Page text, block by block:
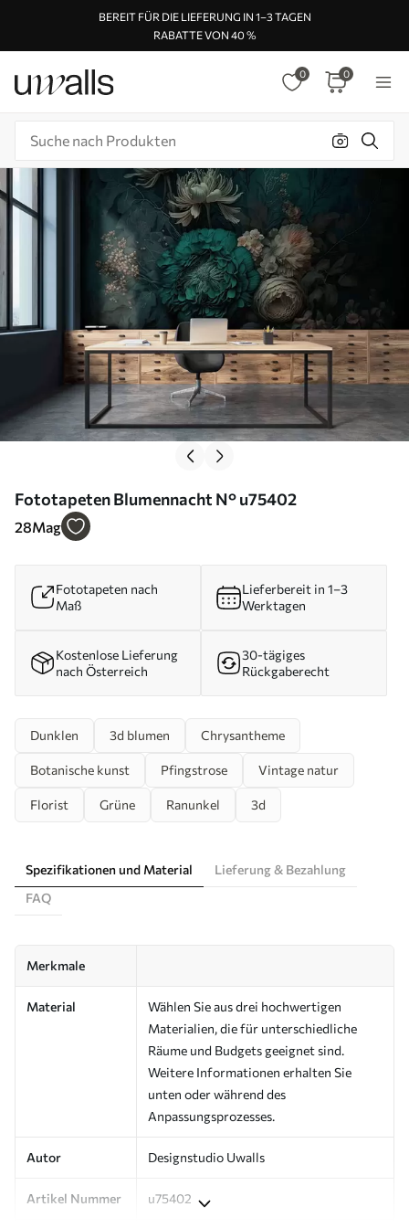
BEREIT FÜR DIE LIEFERUNG IN 1–3 TAGEN
RABATTE VON 40 %
0 0
Fototapeten Blumennacht N° u75402
28Mag
Fototapeten nach
Maß
Lieferbereit in 1–3
Werktagen
Kostenlose Lieferung
nach Österreich
30-tägiges
Rückgaberecht
Dunklen 3d blumen Chrysantheme
Botanische kunst Pfingstrose Vintage natur
Florist Grüne Ranunkel 3d
Spezifikationen und Material
Lieferung & Bezahlung
FAQ
Merkmale
Material
Wählen Sie aus drei hochwertigen
Materialien, die für unterschiedliche
Räume und Budgets geeignet sind.
Weitere Informationen erhalten Sie
unten oder während des
Anpassungsprozesses.
Autor Designstudio Uwalls
Artikel Nummer u75402